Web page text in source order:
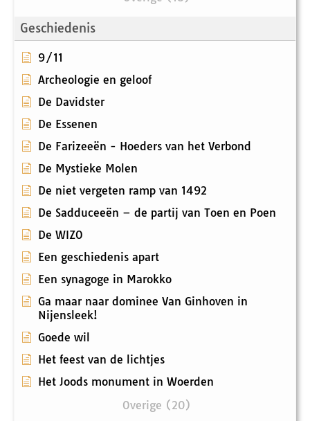
Geschiedenis
9/11
Archeologie en geloof
De Davidster
De Essenen
De Farizeeën - Hoeders van het Verbond
De Mystieke Molen
De niet vergeten ramp van 1492
De Sadduceeën – de partij van Toen en Poen
De WIZO
Een geschiedenis apart
Een synagoge in Marokko
Ga maar naar dominee Van Ginhoven in
Nijensleek!
Goede wil
Het feest van de lichtjes
Het Joods monument in Woerden
Overige (20)